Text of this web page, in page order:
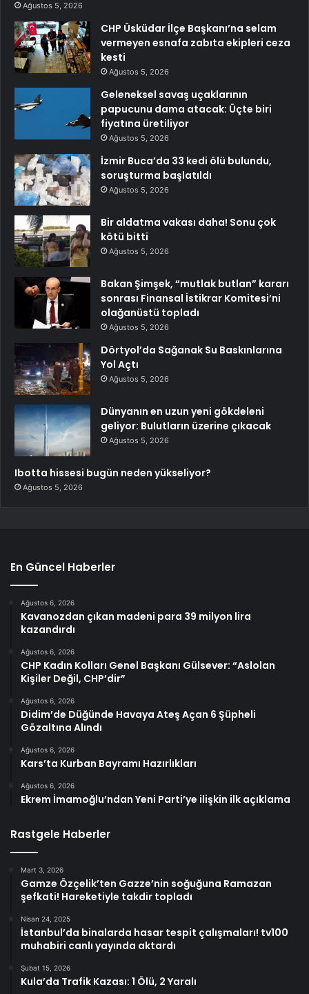
Ağustos 5, 2026
CHP Üsküdar İlçe Başkanı’na selam
vermeyen esnafa zabıta ekipleri ceza
kesti
Ağustos 5, 2026
Geleneksel savaş uçaklarının
papucunu dama atacak: Üçte biri
fiyatına üretiliyor
Ağustos 5, 2026
İzmir Buca’da 33 kedi ölü bulundu,
soruşturma başlatıldı
Ağustos 5, 2026
Bir aldatma vakası daha! Sonu çok
kötü bitti
Ağustos 5, 2026
Bakan Şimşek, “mutlak butlan” kararı
sonrası Finansal İstikrar Komitesi’ni
olağanüstü topladı
Ağustos 5, 2026
Dörtyol’da Sağanak Su Baskınlarına
Yol Açtı
Ağustos 5, 2026
Dünyanın en uzun yeni gökdeleni
geliyor: Bulutların üzerine çıkacak
Ağustos 5, 2026
Ibotta hissesi bugün neden yükseliyor?
Ağustos 5, 2026
En Güncel Haberler
Ağustos 6, 2026
Kavanozdan çıkan madeni para 39 milyon lira
kazandırdı
Ağustos 6, 2026
CHP Kadın Kolları Genel Başkanı Gülsever: “Aslolan
Kişiler Değil, CHP’dir”
Ağustos 6, 2026
Didim’de Düğünde Havaya Ateş Açan 6 Şüpheli
Gözaltına Alındı
Ağustos 6, 2026
Kars’ta Kurban Bayramı Hazırlıkları
Ağustos 6, 2026
Ekrem İmamoğlu’ndan Yeni Parti’ye ilişkin ilk açıklama
Rastgele Haberler
Mart 3, 2026
Gamze Özçelik’ten Gazze’nin soğuğuna Ramazan
şefkati! Hareketiyle takdir topladı
Nisan 24, 2025
İstanbul’da binalarda hasar tespit çalışmaları! tv100
muhabiri canlı yayında aktardı
Şubat 15, 2026
Kula’da Trafik Kazası: 1 Ölü, 2 Yaralı